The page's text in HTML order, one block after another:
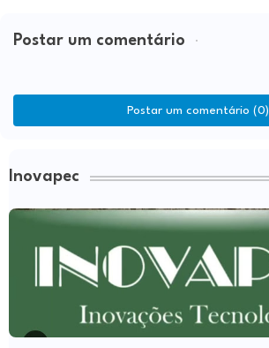
Postar um comentário
Postar um comentário (0)
Inovapec